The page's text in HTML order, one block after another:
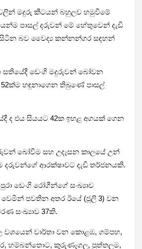
මදුරු කීටයන් බහුලව හමුවීමේ
පාසල් දරුවන් මේ හේතුවෙන් දැඩි
බව වෛද්‍ය කන්නන්ගර සඳහන්
සතියේදී ඩෙංගි මදුරුවන් බෝවන
හඳුනාගෙන තිබුණේ පාසල්
ද එය සියයට 42ක ඉහළ අගයක් ගෙන
බෝවීම සහ උදෑසන කාලයේ උන්
දරුවන්ගේ ආරක්ෂාවට දැඩි තර්ජනයකි.
ඩෙංගි රෝගීන්ගේ සංඛ්‍යාව
පවතින අතර ඊයේ (ජූලි 3) වන
සංඛ්‍යාව 37කි.
වශයෙන් වාර්තා වන කොළඹ, ගම්පහ,
හම්බන්තොට, කුරුණෑගල, පුත්තලම,